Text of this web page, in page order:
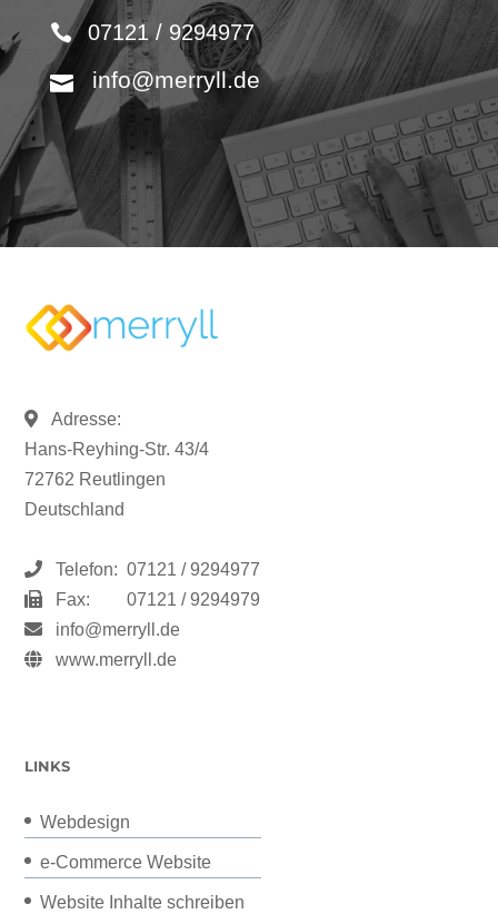
07121 / 9294977
info@merryll.de
Adresse:
Hans-Reyhing-Str. 43/4
72762 Reutlingen
Deutschland
Telefon: 07121 / 9294977
Fax:
07121 / 9294979
info@merryll.de
www.merryll.de
LINKS
Webdesign
e-Commerce Website
Website Inhalte schreiben